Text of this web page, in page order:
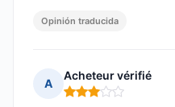
Opinión traducida
A
Acheteur vérifié
Nota: 3 de 5